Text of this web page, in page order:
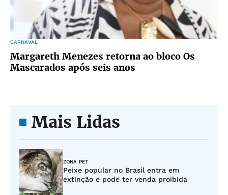
CARNAVAL
Margareth Menezes retorna ao bloco Os
Mascarados após seis anos
Mais Lidas
ZONA PET
Peixe popular no Brasil entra em
extinção e pode ter venda proibida